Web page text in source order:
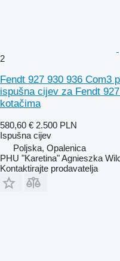
2
Fendt 927 930 936 Com3
ispušna cijev za Fendt
kotačima
580,60 € 2.500 PLN
Ispušna cijev
Poljska, Opalenica
PHU "Karetina" Agnieszka
Kontaktirajte prodavatelja